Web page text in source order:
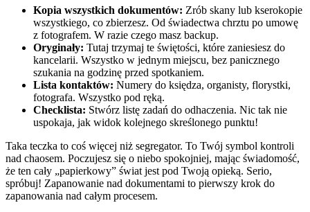
Kopia wszystkich dokumentów: Zrób skany lub kserokopie
wszystkiego, co zbierzesz. Od świadectwa chrztu po umowę
z fotografem. W razie czego masz backup.
Oryginały: Tutaj trzymaj te świętości, które zaniesiesz do
kancelarii. Wszystko w jednym miejscu, bez panicznego
szukania na godzinę przed spotkaniem.
Lista kontaktów: Numery do księdza, organisty, florystki,
fotografa. Wszystko pod ręką.
Checklista: Stwórz listę zadań do odhaczenia. Nic tak nie
uspokaja, jak widok kolejnego skreślonego punktu!
Taka teczka to coś więcej niż segregator. To Twój symbol kontroli
nad chaosem. Poczujesz się o niebo spokojniej, mając świadomość,
że ten cały „papierkowy” świat jest pod Twoją opieką. Serio,
spróbuj! Zapanowanie nad dokumentami to pierwszy krok do
zapanowania nad całym procesem.